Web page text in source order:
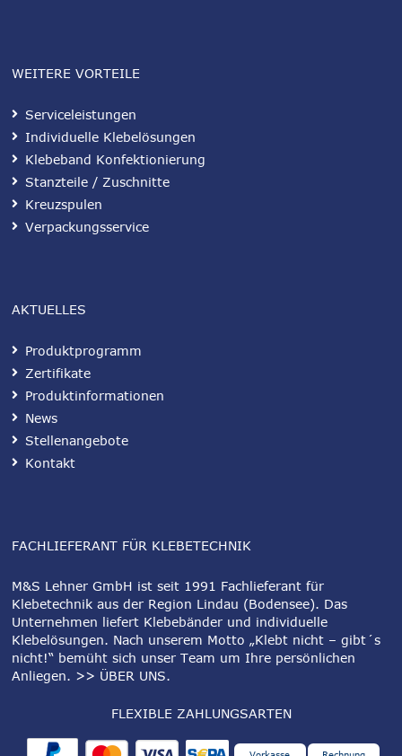
WEITERE VORTEILE
Serviceleistungen
Individuelle Klebelösungen
Klebeband Konfektionierung
Stanzteile / Zuschnitte
Kreuzspulen
Verpackungsservice
FACHLIEFERANT FÜR KLEBETECHNIK
M&S Lehner GmbH ist seit 1991 Fachlieferant für
Klebetechnik aus der Region Lindau (Bodensee). Das
Unternehmen liefert Klebebänder und individuelle
Klebelösungen. Nach unserem Motto „Klebt nicht – gibt´s
nicht!“ bemüht sich unser Team um Ihre persönlichen
Anliegen. >> ÜBER UNS.
FLEXIBLE ZAHLUNGSARTEN
AKTUELLES
Produktprogramm
Zertifikate
Produktinformationen
News
Stellenangebote
Kontakt